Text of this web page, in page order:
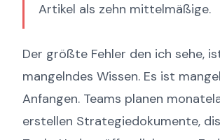
Artikel als zehn mittelmäßige.
Der größte Fehler den ich sehe,
mangelndes Wissen. Es ist
Anfangen. Teams planen
erstellen Strategiedokumente,